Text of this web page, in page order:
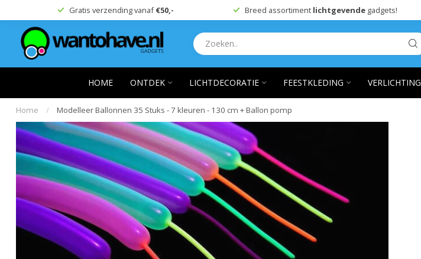
Gratis verzending vanaf€50,- Breed assortiment lichtgevendegadgets!
HOME ONTDEK LICHTDECORATIE FEESTKLEDING VERLICHTING
Home / Modelleer Ballonnen 35 Stuks - 7 kleuren - 130 cm + Ballon pomp